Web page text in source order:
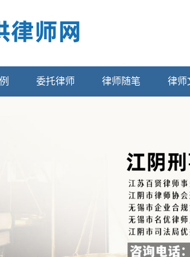
委托律师 律师随笔 律师